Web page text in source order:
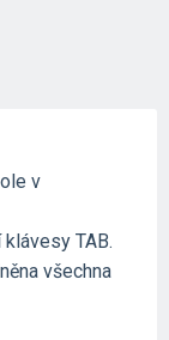
v
TAB.
všechna